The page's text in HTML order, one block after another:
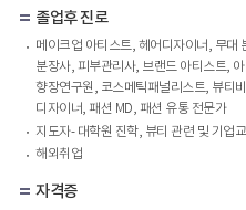
졸업후 진로
메이크업 아티스트, 헤어디자이너, 무대
분장사, 피부관리사, 브랜드 아티스트,
향장연구원, 코스메틱패널리스트, 뷰티
디자이너, 패션 MD, 패션 유통 전문가
지도자- 대학원 진학, 뷰티 관련 및 기업
해외취업
자격증